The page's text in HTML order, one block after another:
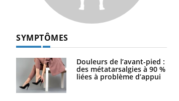
SYMPTÔMES
Douleurs de l’avant-pied :
des métatarsalgies à 90 %
liées à problème d’appui